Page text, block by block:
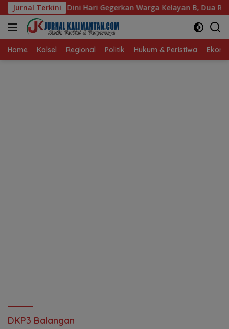
Langsung
ke
konten
Jurnal Terkini
Gegerkan Warga Kelayan B, Dua Rumah dan Bedakan
Home Kalsel Regional Politik Hukum & Peristiwa
DKP3 Balangan